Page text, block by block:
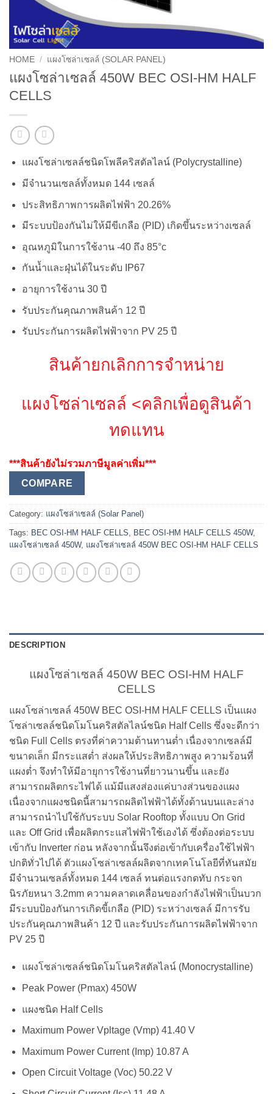
HOME / แผงโซล่าเซลล์ (SOLAR PANEL)
แผงโซล่าเซลล์ 450W BEC OSI-HM HALF
CELLS
แผงโซล่าเซลล์ชนิดโพลีคริสตัลไลน์ (Polycrystalline)
มีจำนวนเซลล์ทั้งหมด 144 เซลล์
ประสิทธิภาพการผลิตไฟฟ้า 20.26%
มีระบบป้องกันไม่ให้มีขีเกลือ (PID) เกิดขึ้นระหว่างเซลล์
อุณหภูมิในการใช้งาน -40 ถึง 85°c
กันน้ำและฝุ่นได้ในระดับ IP67
อายุการใช้งาน 30 ปี
รับประกันคุณภาพสินค้า 12 ปี
รับประกันการผลิตไฟฟ้าจาก PV 25 ปี
สินค้ายกเลิกการจำหน่าย
แผงโซล่าเซลล์ <คลิกเพื่อดูสินค้า
ทดแทน
***สินค้ายังไม่รวมภาษีมูลค่าเพิ่ม***
COMPARE
Category: แผงโซล่าเซลล์ (Solar Panel)
Tags: BEC OSI-HM HALF CELLS, BEC OSI-HM HALF CELLS 450W,
แผงโซล่าเซลล์ 450W, แผงโซล่าเซลล์ 450W BEC OSI-HM HALF CELLS
DESCRIPTION
แผงโซล่าเซลล์ 450W BEC OSI-HM HALF
CELLS
แผงโซล่าเซลล์ 450W BEC OSI-HM HALF CELLS เป็นแผง
โซล่าเซลล์ชนิดโมโนคริสตัลไลน์ชนิด Half Cells ซึ่งจะดีกว่า
ชนิด Full Cells ตรงที่ค่าความต้านทานต่ำ เนื่องจากเซลล์มี
ขนาดเล็ก มีกระแสต่ำ ส่งผลให้ประสิทธิภาพสูง ความร้อนที่
แผงต่ำ จึงทำให้มีอายุการใช้งานที่ยาวนานขึ้น และยัง
สามารถผลิตกระไฟได้ แม้มีแสงส่องแค่บางส่วนของแผง
เนื่องจากแผงชนิดนี้สามารถผลิตไฟฟ้าได้ทั้งด้านบนและล่าง
สามารถนำไปใช้กับระบบ Solar Rooftop ทั้งแบบ On Grid
และ Off Grid เพื่อผลิตกระแสไฟฟ้าใช้เองได้ ซึ่งต้องต่อระบบ
เข้ากับ Inverter ก่อน หลังจากนั้นจึงต่อเข้ากับเครื่องใช้ไฟฟ้า
ปกติทั่วไปได้ ตัวแผงโซล่าเซลล์ผลิตจากเทคโนโลยีที่ทันสมัย
มีจำนวนเซลล์ทั้งหมด 144 เซลล์ ทนต่อแรงกดทับ กระจก
นิรภัยหนา 3.2mm ความคลาดเคลื่อนของกำลังไฟฟ้าเป็นบวก
มีระบบป้องกันการเกิดขี้เกลือ (PID) ระหว่างเซลล์ มีการรับ
ประกันคุณภาพสินค้า 12 ปี และรับประกันการผลิตไฟฟ้าจาก
PV 25 ปี
แผงโซล่าเซลล์ชนิดโมโนคริสตัลไลน์ (Monocrystalline)
Peak Power (Pmax) 450W
แผงชนิด Half Cells
Maximum Power Vpltage (Vmp) 41.40 V
Maximum Power Current (Imp) 10.87 A
Open Circuit Voltage (Voc) 50.22 V